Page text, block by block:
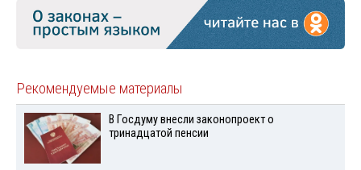
Рекомендуемые материалы
В Госдуму внесли законопроект о
тринадцатой пенсии